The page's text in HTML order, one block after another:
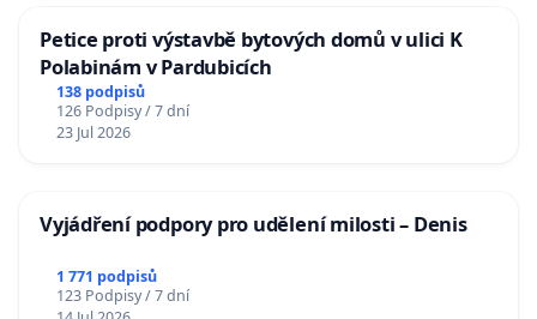
Petice proti výstavbě bytových domů v ulici K
Polabinám v Pardubicích
138 podpisů
126 Podpisy / 7 dní
23 Jul 2026
Vyjádření podpory pro udělení milosti – Denis
1 771 podpisů
123 Podpisy / 7 dní